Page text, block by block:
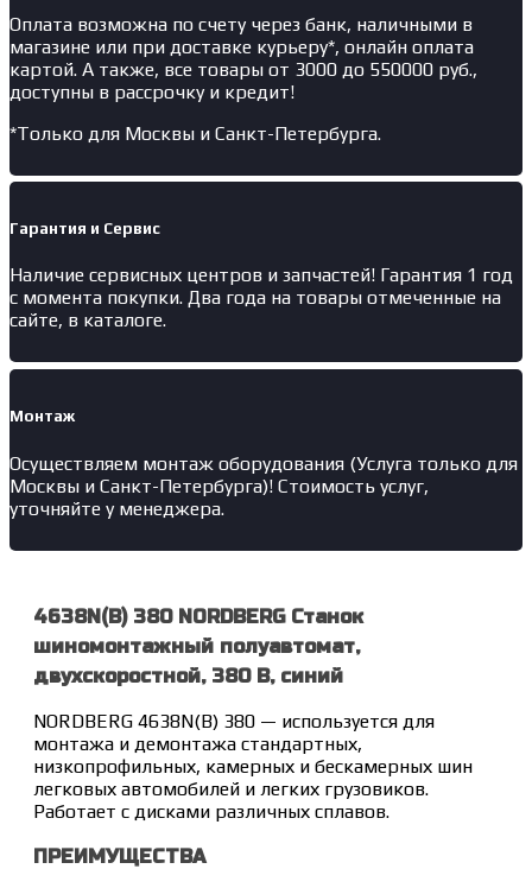
Оплата возможна по счету через банк, наличными в
магазине или при доставке курьеру*, онлайн оплата
картой. А также, все товары от 3000 до 550000 руб.,
доступны в рассрочку и кредит!
*Только для Москвы и Санкт-Петербурга.
Гарантия и Сервис
Наличие сервисных центров и запчастей! Гарантия 1 год
с момента покупки. Два года на товары отмеченные на
сайте, в каталоге.
Монтаж
Осуществляем монтаж оборудования (Услуга только для
Москвы и Санкт-Петербурга)! Стоимость услуг,
уточняйте у менеджера.
4638N(B) 380 NORDBERG Станок
шиномонтажный полуавтомат,
двухскоростной, 380 В, синий
NORDBERG 4638N(B) 380 — используется для
монтажа и демонтажа стандартных,
низкопрофильных, камерных и бескамерных шин
легковых автомобилей и легких грузовиков.
Работает с дисками различных сплавов.
ПРЕИМУЩЕСТВА